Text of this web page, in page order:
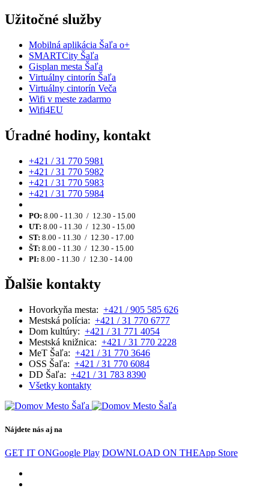
Užitočné služby
Mobilná aplikácia Šaľa o+
SMARTCity Šaľa
Gisplan mesta Šaľa
Virtuálny cintorín Šaľa
Virtuálny cintorín Veča
Wifi v meste zadarmo
Wifi4EU
Úradné hodiny, kontakt
+421 / 31 770 5981
+421 / 31 770 5982
+421 / 31 770 5983
+421 / 31 770 5984
PO: 8.00 - 11.30 / 12.30 - 15.00
UT: 8.00 - 11.30 / 12.30 - 15.00
ST: 8.00 - 11.30 / 12.30 - 17.00
ŠT: 8.00 - 11.30 / 12.30 - 15.00
PI: 8.00 - 11.30 / 12.30 - 14.00
Ďalšie kontakty
Hovorkyňa mesta: +421 / 905 585 626
Mestská polícia: +421 / 31 770 6777
Dom kultúry: +421 / 31 771 4054
Mestská knižnica: +421 / 31 770 2228
MeT Šaľa: +421 / 31 770 3646
OSS Šaľa: +421 / 31 770 6084
DD Šaľa: +421 / 31 783 8390
Všetky kontakty
Nájdete nás aj na
GET IT ONGoogle Play DOWNLOAD ON THEApp Store